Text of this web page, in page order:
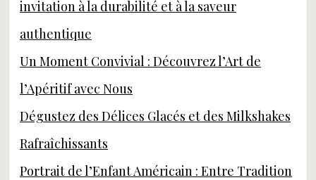
invitation à la durabilité et à la saveur
authentique
Un Moment Convivial : Découvrez l’Art de
l’Apéritif avec Nous
Dégustez des Délices Glacés et des Milkshakes
Rafraîchissants
Portrait de l’Enfant Américain : Entre Tradition